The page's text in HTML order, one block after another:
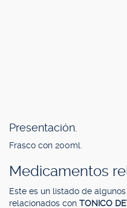
Presentación.
Frasco con 200ml.
Medicamentos
Este es un listado de
relacionados con TONICO